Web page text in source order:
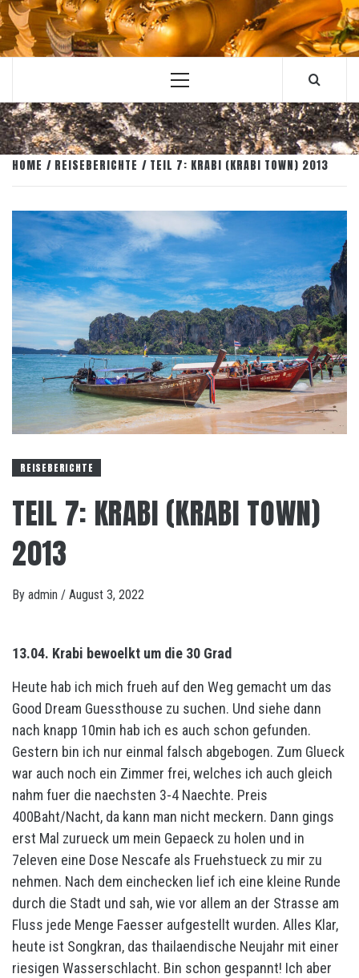
Primary
HOME REISEBERICHTE TEIL 7: KRABI (KRABI TOWN) 2013
REISEBERICHTE
TEIL 7: KRABI (KRABI TOWN)
2013
By admin / August 3, 2022
13.04. Krabi bewoelkt um die 30 Grad
Heute hab ich mich frueh auf den Weg gemacht um das
Good Dream Guessthouse zu suchen. Und siehe dann
nach knapp 10min hab ich es auch schon gefunden.
Gestern bin ich nur einmal falsch abgebogen. Zum Glueck
war auch noch ein Zimmer frei, welches ich auch gleich
nahm fuer die naechsten 3-4 Naechte. Preis
400Baht/Nacht, da kann man nicht meckern. Dann gings
erst Mal zurueck um mein Gepaeck zu holen und in
7eleven eine Dose Nescafe als Fruehstueck zu mir zu
nehmen. Nach dem einchecken lief ich eine kleine Runde
durch die Stadt und sah, wie vor allem an der Strasse am
Fluss jede Menge Faesser aufgestellt wurden. Alles Klar,
heute ist Songkran, das thailaendische Neujahr mit einer
riesigen Wasserschlacht. Bin schon gespannt! Ich aber